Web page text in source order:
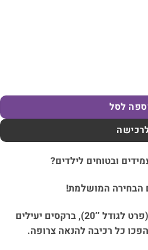
לסל
ובטוחים לילדים?
הבחירה המושלמת!
עם שלדת Y חזקה, גלגלי עזר (פרט לגודל 20″), ברקסים יעילים
כל רכיבה להנאה צרופה.